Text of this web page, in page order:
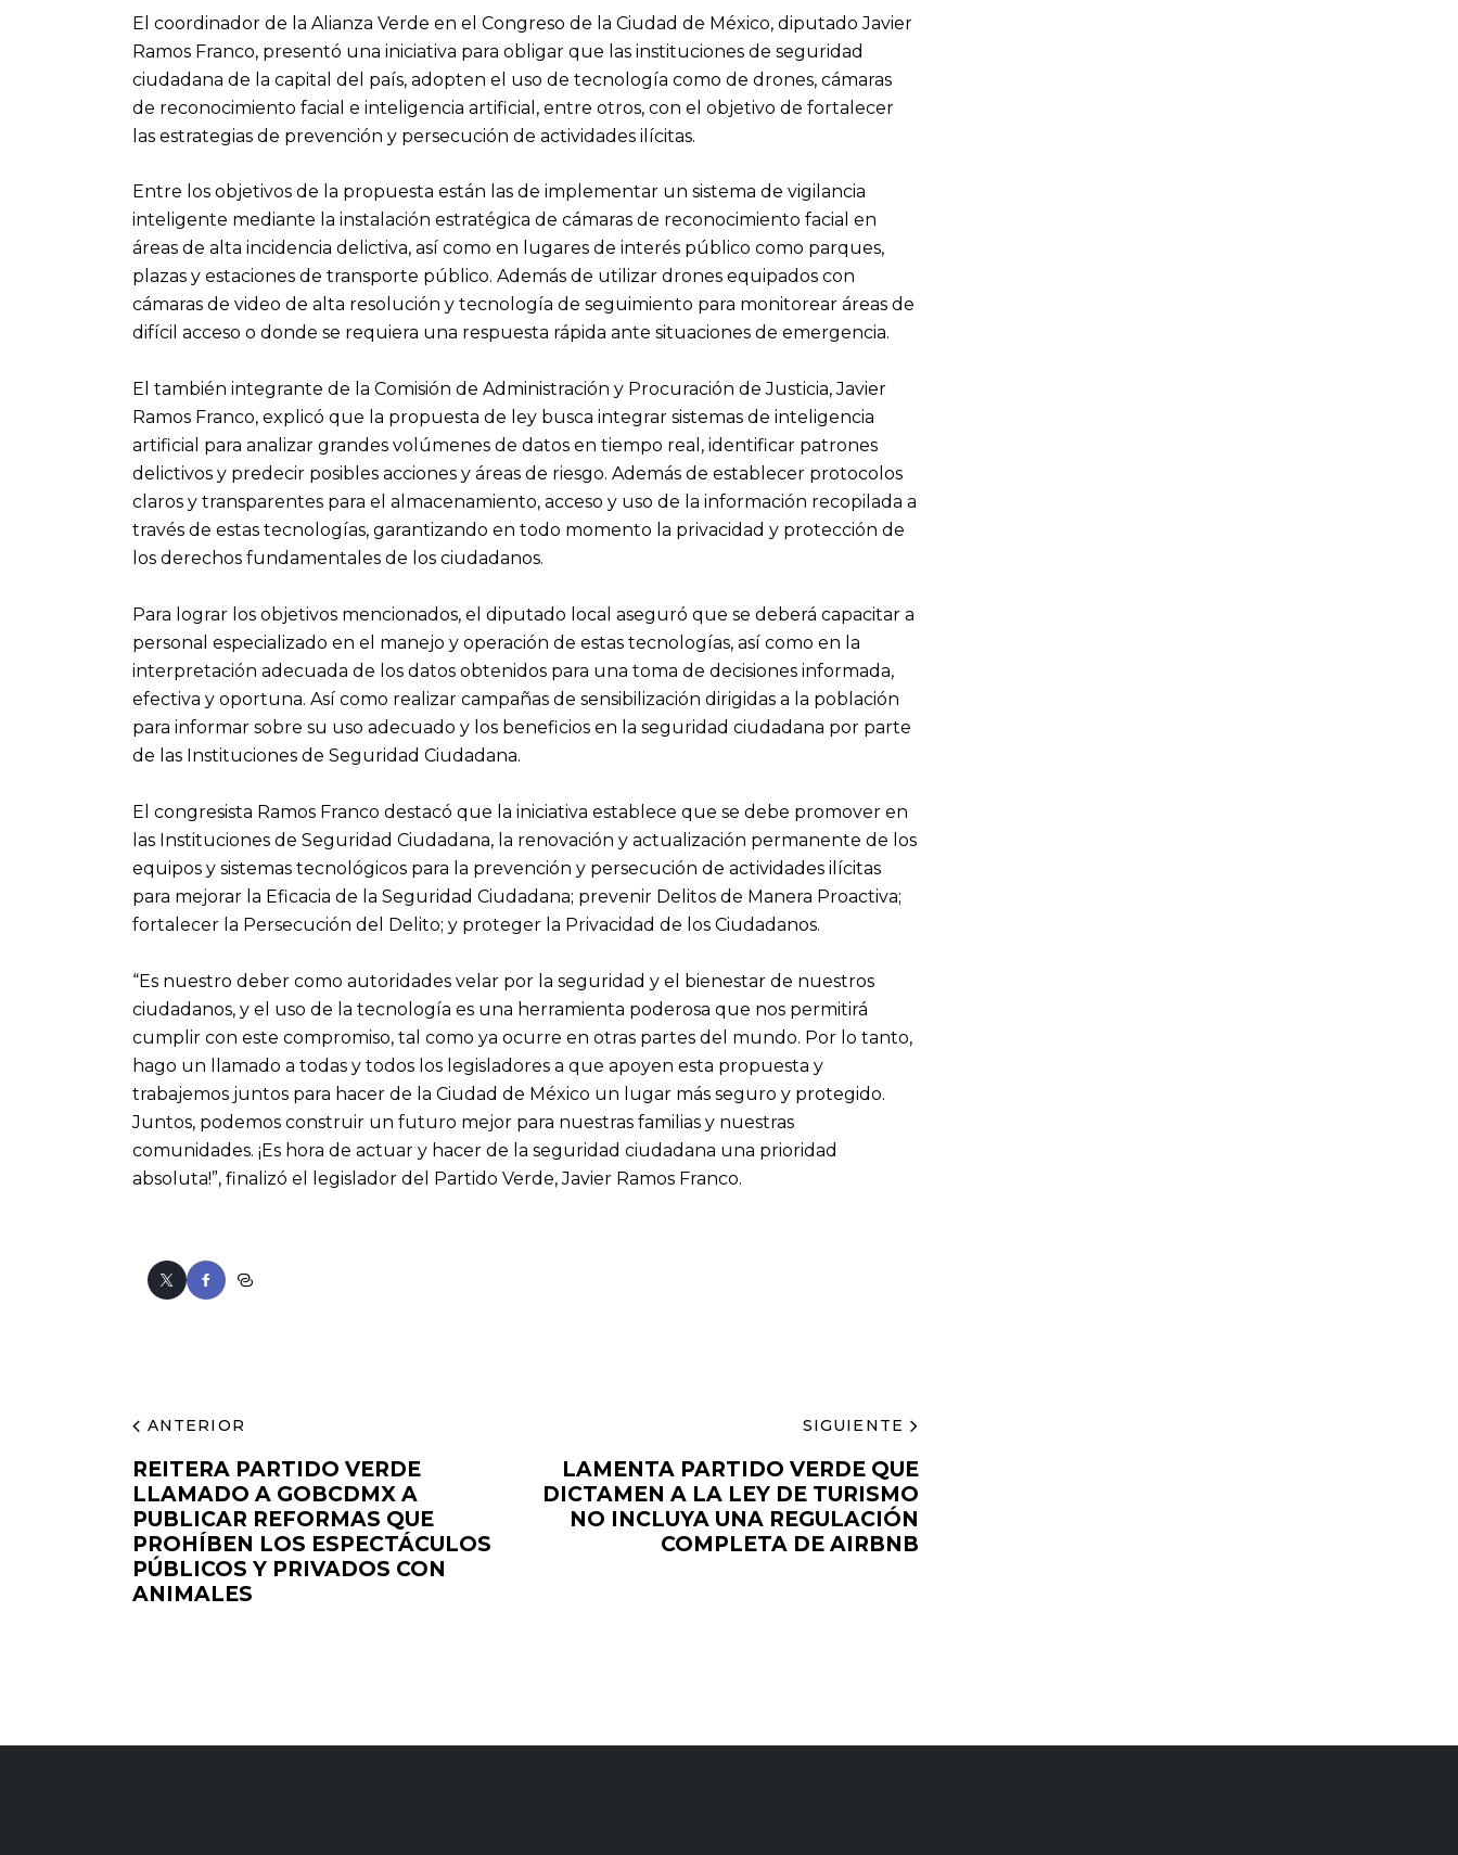
El coordinador de la Alianza Verde en el Congreso de la Ciudad de México, diputado Javier
Ramos Franco, presentó una iniciativa para obligar que las instituciones de seguridad
ciudadana de la capital del país, adopten el uso de tecnología como de drones, cámaras
de reconocimiento facial e inteligencia artificial, entre otros, con el objetivo de fortalecer
las estrategias de prevención y persecución de actividades ilícitas.
Entre los objetivos de la propuesta están las de implementar un sistema de vigilancia
inteligente mediante la instalación estratégica de cámaras de reconocimiento facial en
áreas de alta incidencia delictiva, así como en lugares de interés público como parques,
plazas y estaciones de transporte público. Además de utilizar drones equipados con
cámaras de video de alta resolución y tecnología de seguimiento para monitorear áreas de
difícil acceso o donde se requiera una respuesta rápida ante situaciones de emergencia.
El también integrante de la Comisión de Administración y Procuración de Justicia, Javier
Ramos Franco, explicó que la propuesta de ley busca integrar sistemas de inteligencia
artificial para analizar grandes volúmenes de datos en tiempo real, identificar patrones
delictivos y predecir posibles acciones y áreas de riesgo. Además de establecer protocolos
claros y transparentes para el almacenamiento, acceso y uso de la información recopilada a
través de estas tecnologías, garantizando en todo momento la privacidad y protección de
los derechos fundamentales de los ciudadanos.
Para lograr los objetivos mencionados, el diputado local aseguró que se deberá capacitar a
personal especializado en el manejo y operación de estas tecnologías, así como en la
interpretación adecuada de los datos obtenidos para una toma de decisiones informada,
efectiva y oportuna. Así como realizar campañas de sensibilización dirigidas a la población
para informar sobre su uso adecuado y los beneficios en la seguridad ciudadana por parte
de las Instituciones de Seguridad Ciudadana.
El congresista Ramos Franco destacó que la iniciativa establece que se debe promover en
las Instituciones de Seguridad Ciudadana, la renovación y actualización permanente de los
equipos y sistemas tecnológicos para la prevención y persecución de actividades ilícitas
para mejorar la Eficacia de la Seguridad Ciudadana; prevenir Delitos de Manera Proactiva;
fortalecer la Persecución del Delito; y proteger la Privacidad de los Ciudadanos.
“Es nuestro deber como autoridades velar por la seguridad y el bienestar de nuestros
ciudadanos, y el uso de la tecnología es una herramienta poderosa que nos permitirá
cumplir con este compromiso, tal como ya ocurre en otras partes del mundo. Por lo tanto,
hago un llamado a todas y todos los legisladores a que apoyen esta propuesta y
trabajemos juntos para hacer de la Ciudad de México un lugar más seguro y protegido.
Juntos, podemos construir un futuro mejor para nuestras familias y nuestras
comunidades. ¡Es hora de actuar y hacer de la seguridad ciudadana una prioridad
absoluta!”, finalizó el legislador del Partido Verde, Javier Ramos Franco.
ANTERIOR
REITERA PARTIDO VERDE
LLAMADO A GOBCDMX A
PUBLICAR REFORMAS QUE
PROHÍBEN LOS ESPECTÁCULOS
PÚBLICOS Y PRIVADOS CON
ANIMALES
SIGUIENTE
LAMENTA PARTIDO VERDE QUE
DICTAMEN A LA LEY DE TURISMO
NO INCLUYA UNA REGULACIÓN
COMPLETA DE AIRBNB